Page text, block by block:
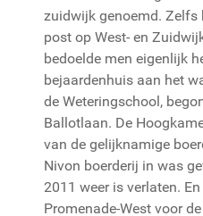
zuidwijk genoemd. Zelfs
post op West- en
bedoelde men eigenlijk
bejaardenhuis aan het
de Weteringschool,
Ballotlaan. De
van de gelijknamige
Nivon boerderij in was
2011 weer is verlaten.
Promenade-West voor